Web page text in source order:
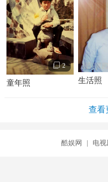
2
童年照 生活照
查看
酷娱网 电视